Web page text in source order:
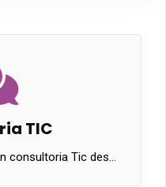
TIC
consultoria Tic des…